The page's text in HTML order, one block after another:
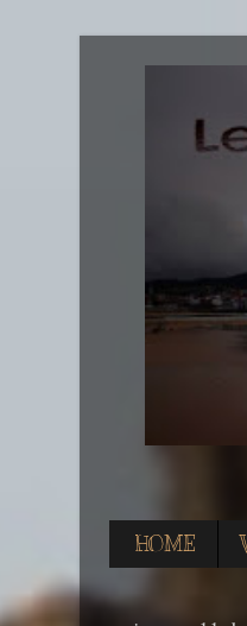
HOME